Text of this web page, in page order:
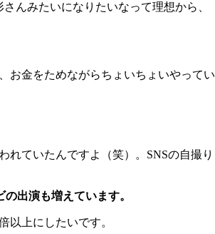
んみたいになりたいなって理想から、
お金をためながらちょいちょいやってい
ていたんですよ（笑）。SNSの自撮り
出演も増えています。
上にしたいです。